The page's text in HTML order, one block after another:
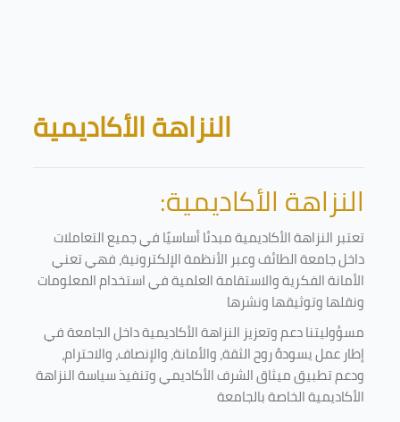
Blocks
النزاهة الأكاديمية
النزاهة الأكاديمية:
تعتبر النزاهة الأكاديمية مبدئا أساسيًا في جميع التعاملات
داخل جامعة الطائف وعبر الأنظمة الإلكترونية، فهي تعني
الأمانة الفكرية والاستقامة العلمية في استخدام المعلومات
ونقلها وتوثيقها ونشرها
مسؤوليتنا دعم وتعزيز النزاهة الأكاديمية داخل الجامعة في
إطار عمل يسودهُ روح الثقة، والأمانة، والإنصاف، والاحترام،
ودعم تطبيق ميثاق الشرف الأكاديمي وتنفيذ سياسة النزاهة
الأكاديمية الخاصة بالجامعة